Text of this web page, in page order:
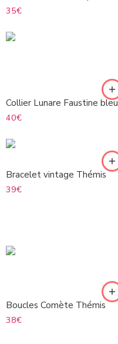
35€
Collier Lunare Faustine bleu
40€
Bracelet vintage Thémis
39€
Boucles Comète Thémis
38€